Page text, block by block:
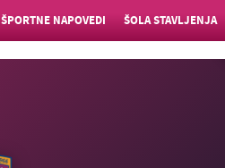
ŠPORTNE NAPOVEDI ŠOLA STAVLJENJA